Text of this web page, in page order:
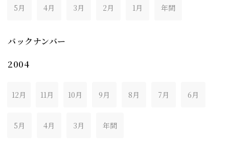
5月 4月 3月 2月 1月 年間
バックナンバー
2004
12月 11月 10月 9月 8月 7月 6月
5月 4月 3月 年間